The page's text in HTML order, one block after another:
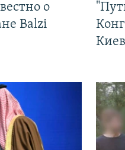
о
Balzi